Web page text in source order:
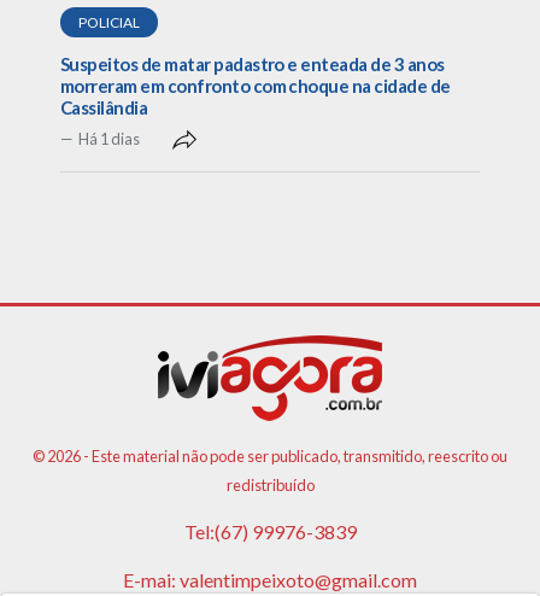
POLICIAL
Suspeitos de matar padastro e enteada de 3 anos
morreram em confronto com choque na cidade de
Cassilândia
Há 1 dias
© 2026 - Este material não pode ser publicado, transmitido, reescrito ou
redistribuído
Tel:(67) 99976-3839
E-mai: valentimpeixoto@gmail.com